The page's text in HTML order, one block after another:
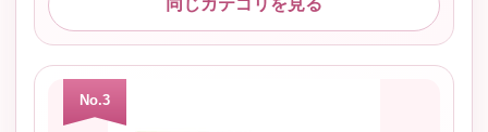
同じカテゴリを見る
No.3